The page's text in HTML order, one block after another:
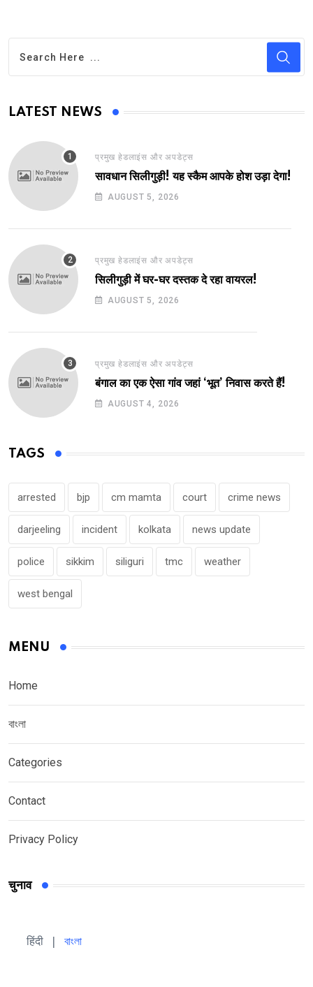
LATEST NEWS
प्रमुख हेडलाइंस और अपडेट्स
सावधान सिलीगुड़ी! यह स्कैम आपके होश उड़ा देगा!
AUGUST 5, 2026
प्रमुख हेडलाइंस और अपडेट्स
सिलीगुड़ी में घर-घर दस्तक दे रहा वायरल!
AUGUST 5, 2026
प्रमुख हेडलाइंस और अपडेट्स
बंगाल का एक ऐसा गांव जहां ‘भूत’ निवास करते हैं!
AUGUST 4, 2026
TAGS
arrested bjp cm mamta court crime news
darjeeling incident kolkata news update
police sikkim siliguri tmc weather
west bengal
MENU
Home
বাংলা
Categories
Contact
Privacy Policy
चुनाव
हिंदी | বাংলা